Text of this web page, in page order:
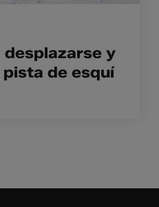
desplazarse y
de esquí